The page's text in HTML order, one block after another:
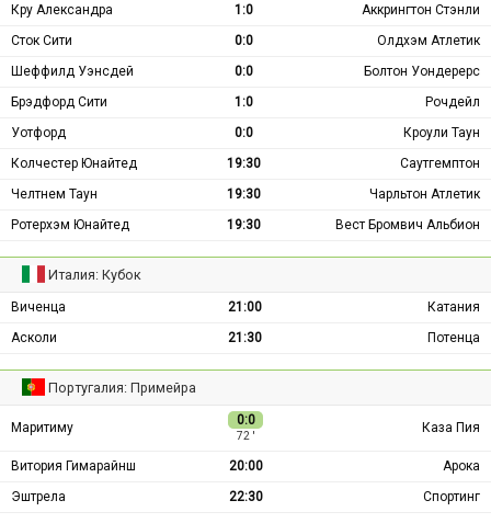
Кру Александра
1:0
Аккрингтон Стэнли
Сток Сити
0:0
Олдхэм Атлетик
Шеффилд Уэнсдей
0:0
Болтон Уондерерс
Брэдфорд Сити
1:0
Рочдейл
Уотфорд
0:0
Кроули Таун
Колчестер Юнайтед
19:30
Саутгемптон
Челтнем Таун
19:30
Чарльтон Атлетик
Ротерхэм Юнайтед
19:30 Вест Бромвич Альбион
Италия: Кубок
Виченца 21:00
Катания
Асколи
21:30 Потенца
Португалия: Примейра
Маритиму 0:0
72 ′
Каза Пия
Витория Гимарайнш 20:00
Арока
Эштрела
22:30 Спортинг